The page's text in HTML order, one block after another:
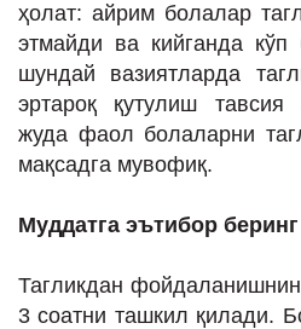
ҳолат: айрим болалар
этмайди ва кийганда кўп
шундай вазиятларда
эртароқ қутулиш тавсия
жуда фаол болаларни
мақсадга мувофиқ.
Муддатга эътибор беринг
Тагликдан
3 соатни ташкил қилади.